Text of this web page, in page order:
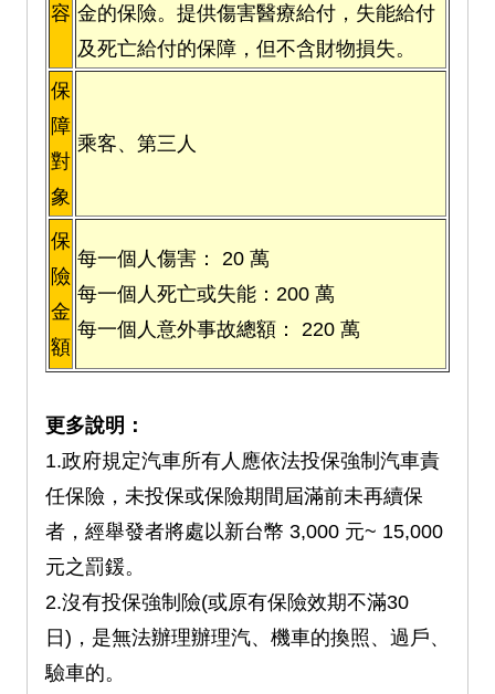
容 金的保險。提供傷害醫療給付，失能給付
及死亡給付的保障，但不含財物損失。
保
障
對
象
乘客、第三人
保
險
金
額
每一個人傷害： 20 萬
每一個人死亡或失能：200 萬
每一個人意外事故總額： 220 萬
更多說明：
1.政府規定汽車所有人應依法投保強制汽車責
任保險，未投保或保險期間屆滿前未再續保
者，經舉發者將處以新台幣 3,000 元~ 15,000
元之罰鍰。
2.沒有投保強制險(或原有保險效期不滿30
日)，是無法辦理辦理汽、機車的換照、過戶、
驗車的。